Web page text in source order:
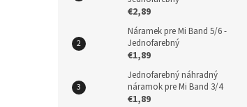
€2,89
Náramek pre Mi Band 5/6 -
Jednofarebný
€1,89
Jednofarebný náhradný
náramok pre Mi Band 3/4
€1,89